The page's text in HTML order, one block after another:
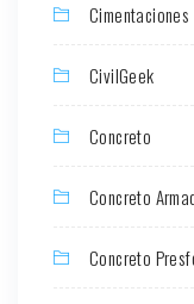
Cimentaciones
CivilGeek
Concreto
Concreto
Concreto